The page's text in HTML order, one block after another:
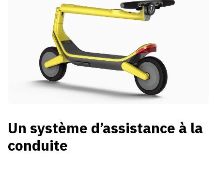
Un système d’assistance à la
conduite